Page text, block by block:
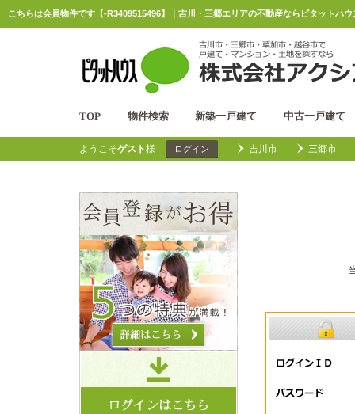
こちらは会員物件です【-R3409515496】｜吉川・三郷エリアの不動産ならピタットハ
TOP 物件検索 新築一戸建て 中古一戸建て
ようこそゲスト様 ログイン 吉川市 三郷市